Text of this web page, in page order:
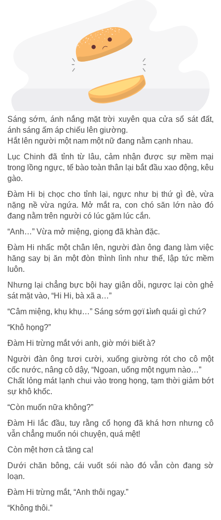
Sáng sớm, ánh nắng mặt trời xuyên qua cửa sổ sát đất,
ánh sáng ấm áp chiếu lên giường.
Hắt lên người một nam một nữ đang nằm cạnh nhau.
Lục Chinh đã tỉnh từ lâu, cảm nhận được sự mềm mại
trong lồng ngực, tế bào toàn thân lại bắt đầu xao động, kêu
gào.
Đàm Hi bị chọc cho tỉnh lại, ngực như bị thứ gì đè, vừa
nặng nề vừa ngứa. Mở mắt ra, con chó săn lớn nào đó
đang nằm trên người có lúc gặm lúc cắn.
“Anh…” Vừa mở miệng, giọng đã khàn đặc.
Đàm Hi nhấc một chân lên, người đàn ông đang làm việc
hăng say bị ăn một đòn thình lình như thế, lập tức mềm
luôn.
Nhưng lại chẳng bực bội hay giận dỗi, ngược lại còn ghẻ
sát mặt vào, “Hi Hi, bà xã a…”
“Câm miệng, khụ khụ…” Sáng sớm gợϊ ȶìиɦ quái gì chứ?
“Khô họng?”
Đàm Hi trừng mắt với anh, giờ mới biết à?
Người đàn ông tươi cười, xuống giường rót cho cô một
cốc nước, nâng cô dậy, “Ngoan, uống một ngụm nào…”
Chất lỏng mát lạnh chui vào trong họng, tạm thời giảm bớt
sự khô khốc.
“Còn muốn nữa không?”
Đàm Hi lắc đầu, tuy rằng cổ họng đã khá hơn nhưng cô
vẫn chẳng muốn nói chuyện, quá mệt!
Còn mệt hơn cả tăng ca!
Dưới chăn bông, cái vuốt sói nào đó vẫn còn đang sờ
loạn.
Đàm Hi trừng mắt, “Anh thôi ngay.”
“Không thôi.”